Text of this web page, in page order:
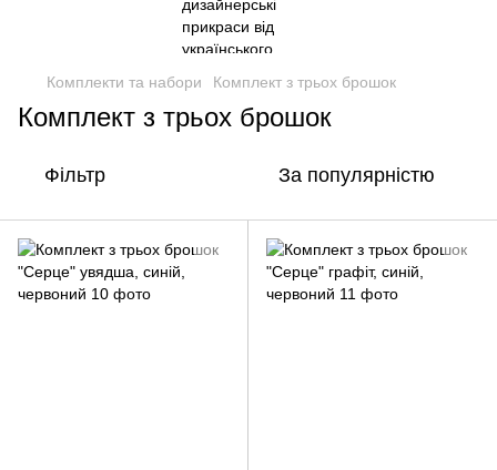
Комплекти та набори Комплект з трьох брошок
Комплект з трьох брошок
Фільтр За популярністю